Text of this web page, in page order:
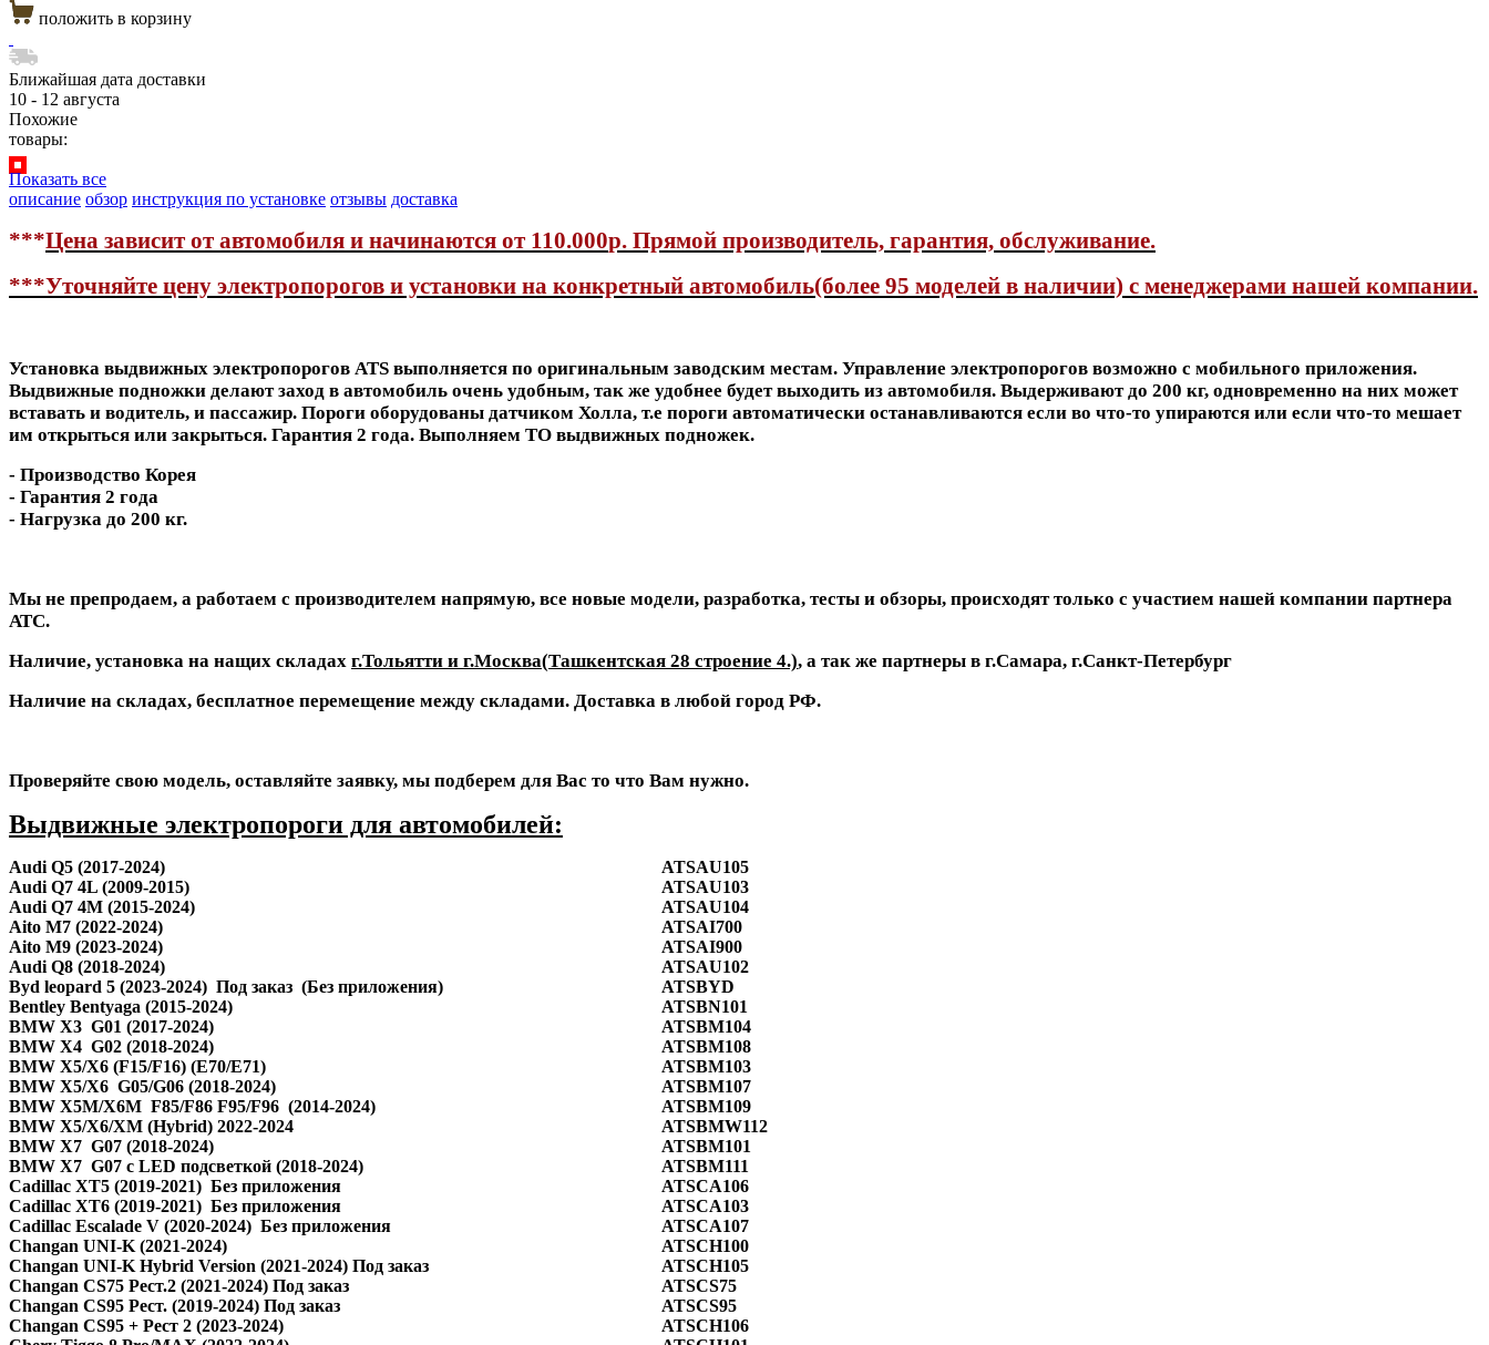
положить в корзину
Ближайшая дата доставки
10 - 12 августа
Похожие
товары:
Показать все
описание обзор инструкция по установке отзывы доставка
***Цена зависит от автомобиля и начинаются от 110.000р. Прямой производитель, гарантия, обслуживание.
***Уточняйте цену электропорогов и установки на конкретный автомобиль(более 95 моделей в наличии) с менеджерами нашей компании.
Установка выдвижных электропорогов ATS выполняется по оригинальным заводским местам. Управление электропорогов возможно с мобильного приложения.
Выдвижные подножки делают заход в автомобиль очень удобным, так же удобнее будет выходить из автомобиля. Выдерживают до 200 кг, одновременно на них может
вставать и водитель, и пассажир. Пороги оборудованы датчиком Холла, т.е пороги автоматически останавливаются если во что-то упираются или если что-то мешает
им открыться или закрыться. Гарантия 2 года. Выполняем ТО выдвижных подножек.
- Производство Корея
- Гарантия 2 года
- Нагрузка до 200 кг.
Мы не препродаем, а работаем с производителем напрямую, все новые модели, разработка, тесты и обзоры, происходят только с участием нашей компании партнера
АТС.
Наличие, установка на нащих складах г.Тольятти и г.Москва(Ташкентская 28 строение 4.), а так же партнеры в г.Самара, г.Санкт-Петербург
Наличие на складах, бесплатное перемещение между складами. Доставка в любой город РФ.
Проверяйте свою модель, оставляйте заявку, мы подберем для Вас то что Вам нужно.
Выдвижные электропороги для автомобилей:
Audi Q5 (2017-2024)
ATSAU105
Audi Q7 4L (2009-2015)
ATSAU103
Audi Q7 4M (2015-2024)
ATSAU104
Aito M7 (2022-2024)
ATSAI700
Aito M9 (2023-2024)
ATSAI900
Audi Q8 (2018-2024)
ATSAU102
Byd leopard 5 (2023-2024) Под заказ (Без приложения)
ATSBYD
Bentley Bentyaga (2015-2024)
ATSBN101
BMW X3 G01 (2017-2024)
ATSBM104
BMW X4 G02 (2018-2024)
ATSBM108
BMW X5/X6 (F15/F16) (E70/E71)
ATSBM103
BMW X5/Х6 G05/G06 (2018-2024)
ATSBM107
BMW X5M/X6M F85/F86 F95/F96 (2014-2024)
ATSBM109
BMW X5/X6/XM (Hybrid) 2022-2024
ATSBMW112
BMW X7 G07 (2018-2024)
ATSBM101
BMW X7 G07 с LED подсветкой (2018-2024)
ATSBM111
Cadillac XT5 (2019-2021) Без приложения
ATSCA106
Cadillac XT6 (2019-2021) Без приложения
ATSCA103
Cadillac Escalade V (2020-2024) Без приложения
ATSCA107
Changan UNI-K (2021-2024)
ATSCH100
Changan UNI-K Hybrid Version (2021-2024) Под заказ
ATSCH105
Changan CS75 Рест.2 (2021-2024) Под заказ
ATSCS75
Changan CS95 Рест. (2019-2024) Под заказ
ATSCS95
Changan CS95 + Рест 2 (2023-2024)
ATSCH106